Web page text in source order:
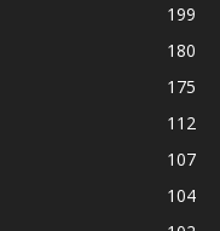
199
180
175
112
107
104